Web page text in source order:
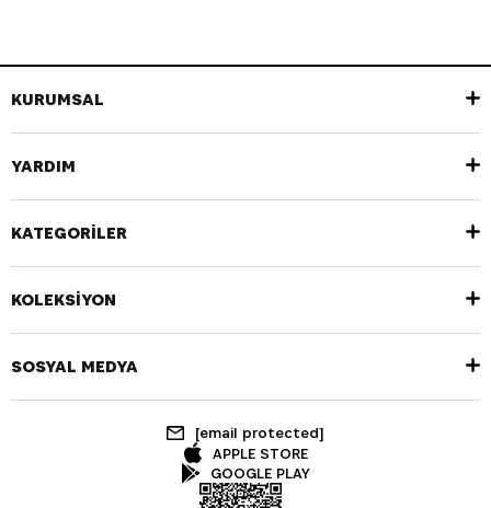
KURUMSAL
YARDIM
KATEGORİLER
KOLEKSİYON
SOSYAL MEDYA
[email protected]
APPLE STORE
GOOGLE PLAY